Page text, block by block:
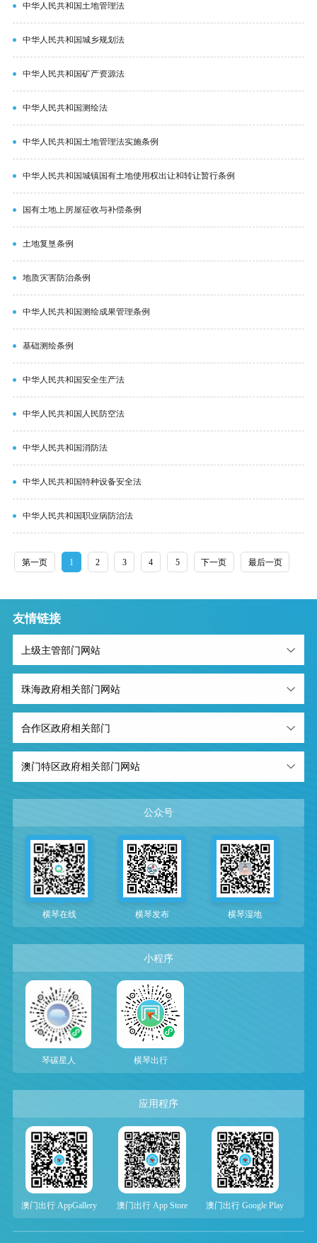
中华人民共和国土地管理法
中华人民共和国城乡规划法
中华人民共和国矿产资源法
中华人民共和国测绘法
中华人民共和国土地管理法实施条例
中华人民共和国城镇国有土地使用权出让和转让暂行条例
国有土地上房屋征收与补偿条例
土地复垦条例
地质灾害防治条例
中华人民共和国测绘成果管理条例
基础测绘条例
中华人民共和国安全生产法
中华人民共和国人民防空法
中华人民共和国消防法
中华人民共和国特种设备安全法
中华人民共和国职业病防治法
第一页 1 2 3 4 5 下一页 最后一页
友情链接
上级主管部门网站
珠海政府相关部门网站
合作区政府相关部门
澳门特区政府相关部门网站
公众号
横琴在线 横琴发布 横琴湿地
小程序
琴碳星人 横琴出行
应用程序
澳门出行 AppGallery 澳门出行 App Store 澳门出行 Google Play